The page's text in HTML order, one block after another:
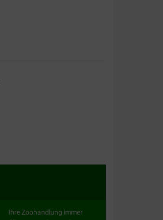
Ihre Zoohandlung immer